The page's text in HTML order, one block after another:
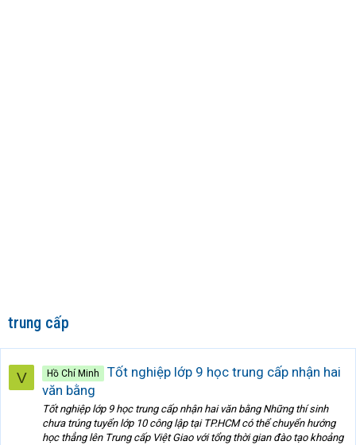
trung cấp
V Hồ Chí Minh
Tốt nghiệp lớp 9 học trung cấp nhận hai
văn bằng
Tốt nghiệp lớp 9 học trung cấp nhận hai văn bằng Những thí sinh
chưa trúng tuyển lớp 10 công lập tại TP.HCM có thể chuyển hướng
học thẳng lên Trung cấp Việt Giao với tổng thời gian đào tạo khoảng